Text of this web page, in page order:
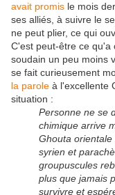
avait promis le mois
ses alliés, à suivre le
ne peut plier, ce qui
C'est peut-être ce qu'a
soudain un peu moins
se fait curieusement
la parole à l'excellente
situation :
Personne ne se
chimique arrive
Ghouta
syrien et
groupuscules
plus que jamais
survivre et